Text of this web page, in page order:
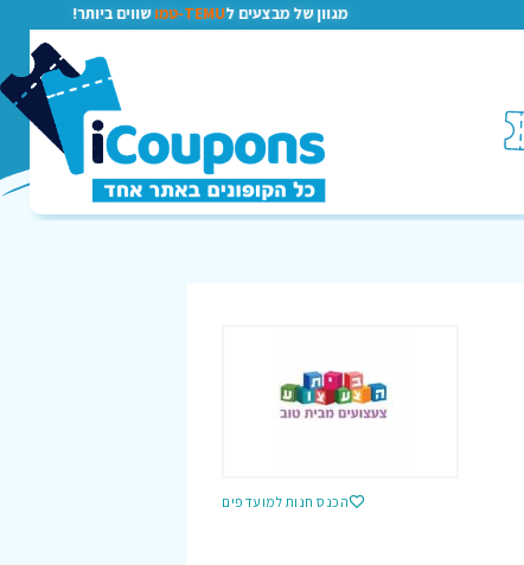
מגוון של מבצעים לTEMU-טמו שווים ביותר!
הכנס חנות למועדפים